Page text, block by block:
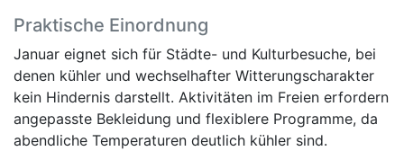
Praktische Einordnung
Januar eignet sich für Städte- und Kulturbesuche, bei
denen kühler und wechselhafter Witterungscharakter
kein Hindernis darstellt. Aktivitäten im Freien erfordern
angepasste Bekleidung und flexiblere Programme, da
abendliche Temperaturen deutlich kühler sind.